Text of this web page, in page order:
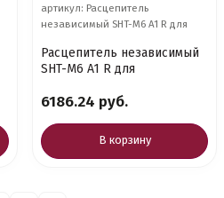
артикул: Расцепитель
независимый SHT-M6 A1 R для
Расцепитель независимый
SHT-M6 A1 R для
6186.24 руб.
В корзину